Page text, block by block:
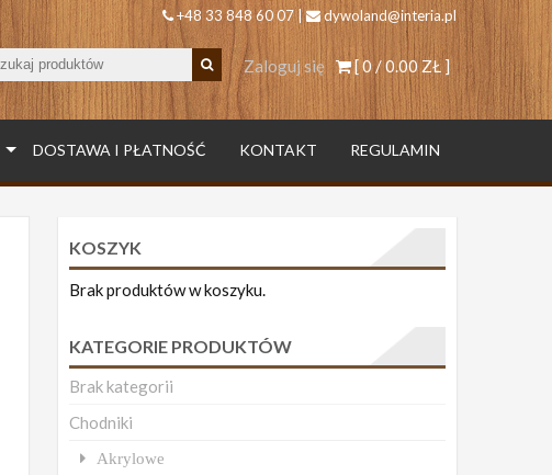
+48 33 848 60 07 | dywoland@interia.pl
[ 0 /0.00 ZŁ]
Zaloguj się
DOSTAWA I PŁATNOŚĆ KONTAKT REGULAMIN
KOSZYK
Brak produktów w koszyku.
KATEGORIE PRODUKTÓW
Brak kategorii
Chodniki
Akrylowe